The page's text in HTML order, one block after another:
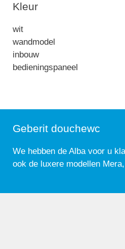
Kleur
wit
wandmodel
inbouw
bedieningspaneel
Geberit douchewc
We hebben de Alba voor u
ook de luxere modellen